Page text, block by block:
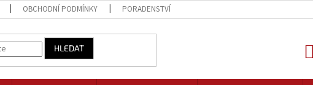
OBCHODNÍ PODMÍNKY PORADENSTVÍ
HLEDAT